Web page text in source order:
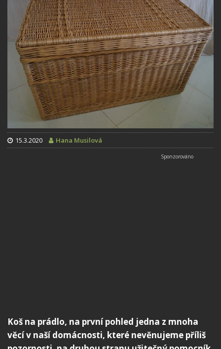
15.3.2020 Hana Musilová
Koš na prádlo, na první pohled jedna z mnoha
věcí v naší domácnosti, které nevěnujeme příliš